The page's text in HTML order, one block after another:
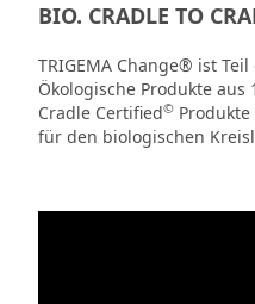
BIO. CRADLE TO
TRIGEMA Change® ist
Ökologische Produkte
Cradle Certified©
für den biologischen